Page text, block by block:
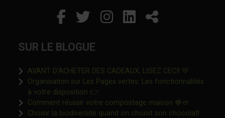
Facebook
Ce lien s'ouvrira dans
Twitter
Ce lien s'ouvrira
Instagram
Ce lien s'ouvrira
LinkedIn
Ce lien
Partager
SUR LE BLOGUE
AVANT D’ACHETER DES CADEAUX, LISEZ CECI! 💚
Organisation sur Les Pages vertes: Les fonctionnalités
à votre disposition 👉Ce lien s'ouvrira dans une nouvelle
Comment réussir votre compostage maison 🍓🥙
Choisir la biodiversité quand on choisit son chocolat!Ce lien